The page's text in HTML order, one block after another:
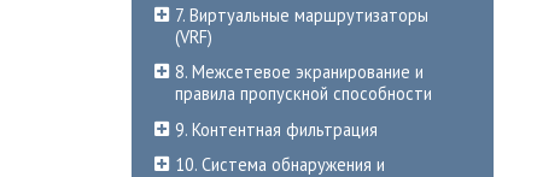
7. Виртуальные маршрутизаторы
(VRF)
8. Межсетевое экранирование и
правила пропускной способности
9. Контентная фильтрация
10. Система обнаружения и